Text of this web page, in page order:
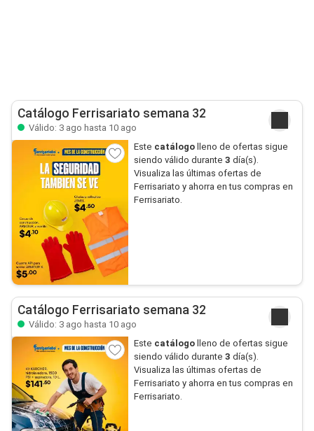
Catálogo Ferrisariato semana 32
Válido: 3 ago hasta 10 ago
Este catálogo lleno de ofertas sigue
siendo válido durante 3 día(s).
Visualiza las últimas ofertas de
Ferrisariato y ahorra en tus compras en
Ferrisariato.
Catálogo Ferrisariato semana 32
Válido: 3 ago hasta 10 ago
Este catálogo lleno de ofertas sigue
siendo válido durante 3 día(s).
Visualiza las últimas ofertas de
Ferrisariato y ahorra en tus compras en
Ferrisariato.